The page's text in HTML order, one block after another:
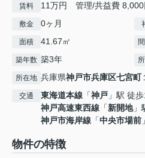
賃料 11万円 管理/共益費 8,000
敷金 0ヶ月
面積 41.67㎡
築年数 築3年
所在地 兵庫県神戸市兵庫区七宮町
交通 東海道本線 「神戸 」駅 徒
神戸高速東西線 「新開地」
神戸市海岸線 「中央市場前
物件の特徴